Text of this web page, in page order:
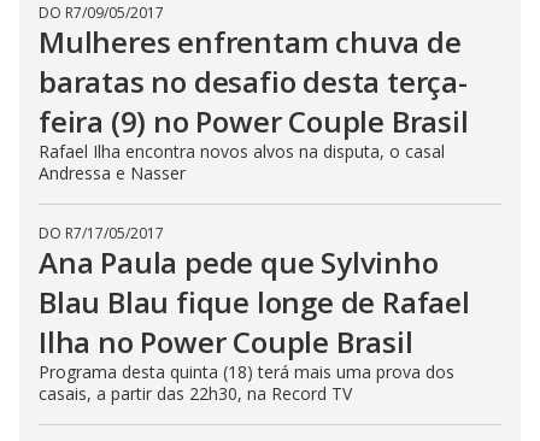
DO R7/09/05/2017
Mulheres enfrentam chuva de
baratas no desafio desta terça-
feira (9) no Power Couple Brasil
Rafael Ilha encontra novos alvos na disputa, o casal
Andressa e Nasser
DO R7/17/05/2017
Ana Paula pede que Sylvinho
Blau Blau fique longe de Rafael
Ilha no Power Couple Brasil
Programa desta quinta (18) terá mais uma prova dos
casais, a partir das 22h30, na Record TV